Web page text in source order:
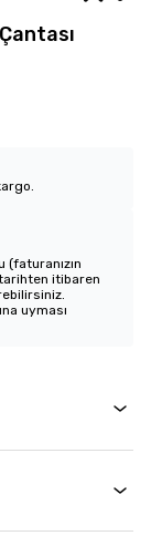
itibaren
uyması